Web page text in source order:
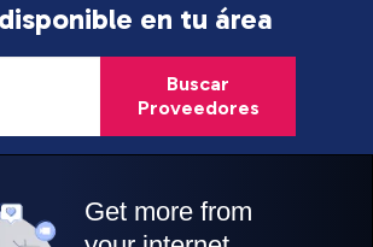
en tu área
Buscar
Proveedores